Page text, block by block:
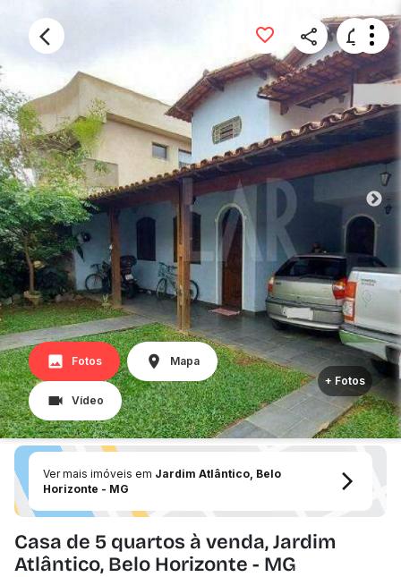
Fotos Mapa
Vídeo
+ Fotos
Ver mais imóveis em Jardim Atlântico, Belo
Horizonte - MG
Casa de 5 quartos à venda, Jardim
Atlântico, Belo Horizonte - MG